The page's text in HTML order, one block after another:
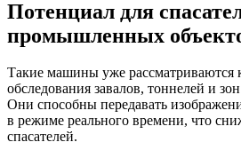
Потенциал для
промышленных
Такие машины уже рассматриваются
обследования завалов, тоннелей и
Они способны передавать
в режиме реального времени, что
спасателей.